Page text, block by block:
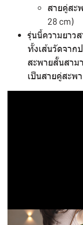
สายคู่สะ
28 cm)
รุ่นนี้ความยาว
ทั้งเส้นวัดจาก
สะพายสั้นสาม
เป็นสายคู่สะพ